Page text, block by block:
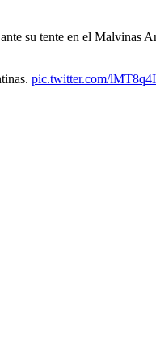
su tente en el Malvinas
pic.twitter.com/